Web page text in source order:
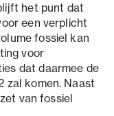
het punt dat
een verplicht
fossiel kan
voor
dat daarmee de
zal komen. Naast
van fossiel